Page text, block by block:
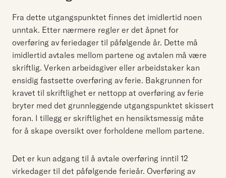
Fra dette utgangspunktet finnes det imidlertid noen
unntak. Etter nærmere regler er det åpnet for
overføring av feriedager til påfølgende år. Dette må
imidlertid avtales mellom partene og avtalen må være
skriftlig. Verken arbeidsgiver eller arbeidstaker kan
ensidig fastsette overføring av ferie. Bakgrunnen for
kravet til skriftlighet er nettopp at overføring av ferie
bryter med det grunnleggende utgangspunktet skissert
foran. I tillegg er skriftlighet en hensiktsmessig måte
for å skape oversikt over forholdene mellom partene.
Det er kun adgang til å avtale overføring inntil 12
virkedager til det påfølgende ferieår. Overføring av